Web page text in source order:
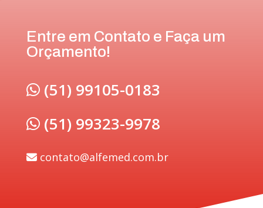
Entre em Contato e Faça um
Orçamento!
(51) 99105-0183
(51) 99323-9978
contato@alfemed.com.br